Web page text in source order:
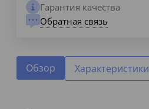
Гарантия качества
Обратная связь
Обзор Характеристики